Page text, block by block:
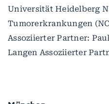
Universität Heidelberg
Tumorerkrankungen
Assoziierter Partner:
Langen Assoziierter